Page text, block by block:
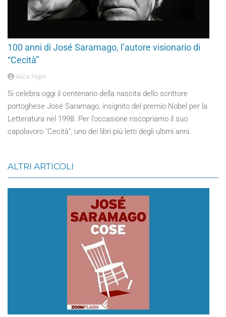
100 anni di José Saramago, l’autore visionario di
“Cecità”
Alice Figini
Si celebra oggi il centenario della nascita dello scrittore
portoghese José Saramago, insignito del premio Nobel per la
Letteratura nel 1998. Per l’occasione riscopriamo il suo
capolavoro "Cecità", uno dei libri più letti degli ultimi anni.
ALTRI ARTICOLI